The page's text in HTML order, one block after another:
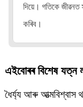
দিয়ে। গতিকে
কৰিব।
এইবোৰৰ বিশেষ
ধৈৰ্য্য আৰু আত্মবিশ্বাস